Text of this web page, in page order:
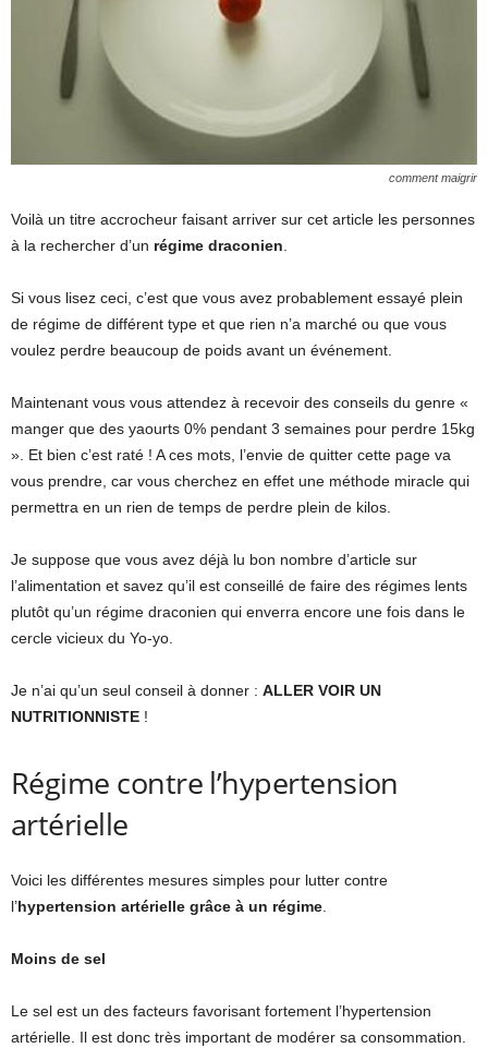
comment maigrir
Voilà un titre accrocheur faisant arriver sur cet article les personnes
à la rechercher d’un régime draconien
Si vous lisez ceci, c’est que vous avez probablement essayé plein
de régime de différent type et que rien n’a marché ou que vous
voulez perdre beaucoup de poids avant un événement.
Maintenant vous vous attendez à recevoir des conseils du genre «
manger que des yaourts 0% pendant 3 semaines pour perdre 15kg
». Et bien c’est raté ! A ces mots, l’envie de quitter cette page va
vous prendre, car vous cherchez en effet une méthode miracle qui
permettra en un rien de temps de perdre plein de kilos.
Je suppose que vous avez déjà lu bon nombre d’article sur
l’alimentation et savez qu’il est conseillé de faire des régimes lents
plutôt qu’un régime draconien qui enverra encore une fois dans le
cercle vicieux du Yo-yo.
Je n’ai qu’un seul conseil à donner : ALLER VOIR UN
NUTRITIONNISTE !
Régime contre l’hypertension
artérielle
Voici les différentes mesures simples pour lutter contre
l’hypertension artérielle grâce à un régime
Moins de sel
Le sel est un des facteurs favorisant fortement l’hypertension
artérielle. Il est donc très important de modérer sa consommation.